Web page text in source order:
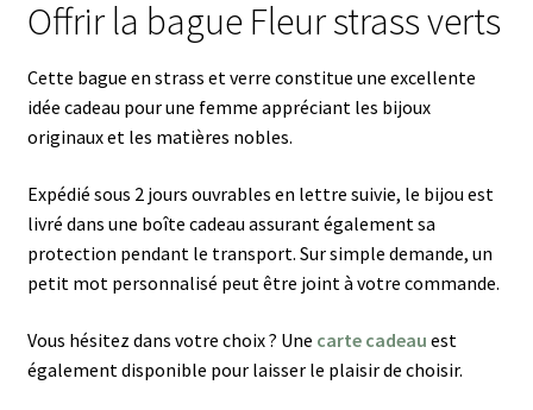
Offrir la bague Fleur strass verts
Cette bague en strass et verre constitue une excellente
idée cadeau pour une femme appréciant les bijoux
originaux et les matières nobles.
Expédié sous 2 jours ouvrables en lettre suivie, le bijou est
livré dans une boîte cadeau assurant également sa
protection pendant le transport. Sur simple demande, un
petit mot personnalisé peut être joint à votre commande.
Vous hésitez dans votre choix ? Une carte cadeau est
également disponible pour laisser le plaisir de choisir.